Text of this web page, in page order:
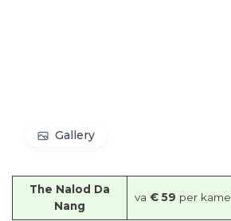
Gallery
The Nalod Da
Nang
va € 59 per